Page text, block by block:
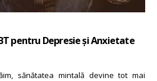
pentru Depresie și Anxietate
sănătatea mintală devine tot mai